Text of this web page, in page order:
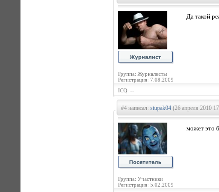
Группа: Журналисты
Регистрация: 7.08.2009
Да такой
ICQ: --
#4 написал: stupak04 (26 апреля 2010
Группа: Участники
Регистрация: 5.02.2009
может это